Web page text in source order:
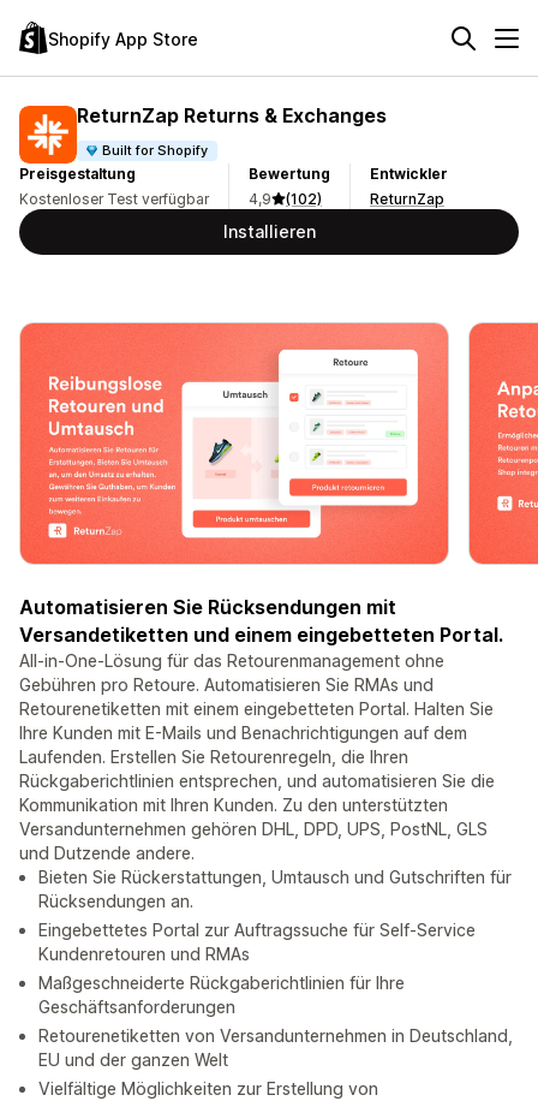
Shopify App Store
ReturnZap Returns & Exchanges
Built for Shopify
Preisgestaltung
Kostenloser Test verfügbar
Bewertung
4,9
(102)
Entwickler
ReturnZap
Installieren
Automatisieren Sie Rücksendungen mit
Versandetiketten und einem eingebetteten Portal.
All-in-One-Lösung für das Retourenmanagement ohne
Gebühren pro Retoure. Automatisieren Sie RMAs und
Retourenetiketten mit einem eingebetteten Portal. Halten Sie
Ihre Kunden mit E-Mails und Benachrichtigungen auf dem
Laufenden. Erstellen Sie Retourenregeln, die Ihren
Rückgaberichtlinien entsprechen, und automatisieren Sie die
Kommunikation mit Ihren Kunden. Zu den unterstützten
Versandunternehmen gehören DHL, DPD, UPS, PostNL, GLS
und Dutzende andere.
Bieten Sie Rückerstattungen, Umtausch und Gutschriften für
Rücksendungen an.
Eingebettetes Portal zur Auftragssuche für Self-Service
Kundenretouren und RMAs
Maßgeschneiderte Rückgaberichtlinien für Ihre
Geschäftsanforderungen
Retourenetiketten von Versandunternehmen in Deutschland,
EU und der ganzen Welt
Vielfältige Möglichkeiten zur Erstellung von